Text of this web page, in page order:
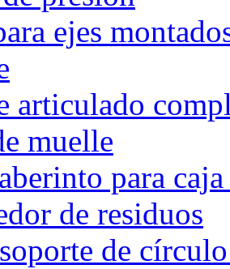
ejes
articulado
muelle
para
de residuos
de